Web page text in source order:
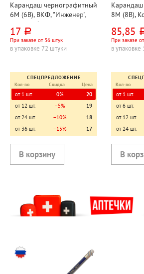
Карандаш чернографитный
6М (6B), ВКФ, "Инженер",
дерево, без ластика,
шестигранный
17 руб.
При заказе от 36 штук
в упаковке 72 штуки
СПЕЦПРЕДЛОЖЕНИЕ
Кол-во
Скидка Цена
от 1 шт. 0%
20
от 12 шт.
−5%
19
от 24 шт.
−10%
18
от 36 шт.
−15% 17
8М (8B),
дерево,
85,85
При заказе
в упаковке
Кол-во
от 1 шт.
от 6 шт.
от 12 шт.
от 24 шт.